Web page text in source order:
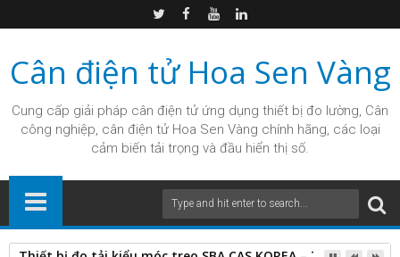
Cân điện tử Hoa Sen Vàng
Cung cấp giải pháp cân điện tử ứng dụng thiết bị đo lường, Cân
công nghiệp, cân điện tử Hoa Sen Vàng chính hãng, các loại
cảm biến tải trọng và đầu hiển thị số.